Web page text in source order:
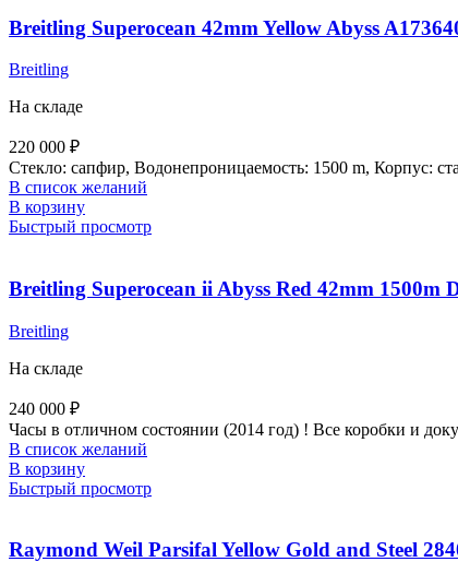
Breitling Superocean 42mm Yellow Abyss
Breitling
На складе
220 000 ₽
Стекло: сапфир, Водонепроницаемость: 1500 m, Корпус:
В список желаний
В корзину
Быстрый просмотр
Breitling Superocean ii Abyss Red 42mm 1500m
Breitling
На складе
240 000 ₽
Часы в отличном состоянии (2014 год) ! Все коробки и
В список желаний
В корзину
Быстрый просмотр
Raymond Weil Parsifal Yellow Gold and Steel